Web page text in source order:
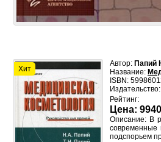
Хит
Автор: Папий
Название:
ISBN:
Издательство:
Рейтинг:
Цена:
Описание: В
современные
подспорьем